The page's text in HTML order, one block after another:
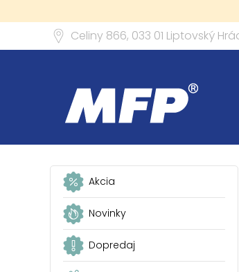
Celiny 866, 033 01 Liptovský
Akcia
Novinky
Dopredaj